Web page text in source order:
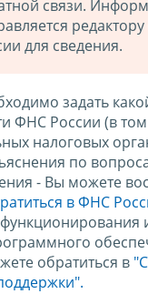
связи.
для сведения.
задать
ФНС России (в
налоговых
по
- Вы можете
в ФНС
обратиться в